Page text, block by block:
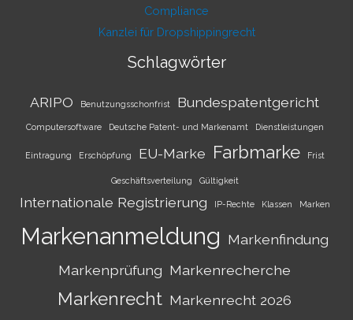
Compliance
Kanzlei für Dropshippingrecht
Schlagwörter
ARIPO Benutzungsschonfrist Bundespatentgericht
Computersoftware Deutsche Patent- und Markenamt Dienstleistungen
Eintragung Erschöpfung EU-Marke Farbmarke Frist
Geschäftsverteilung Gültigkeit
Internationale Registrierung IP-Rechte Klassen Marken
Markenanmeldung Markenfindung
Markenprüfung Markenrecherche
Markenrecht Markenrecht 2026